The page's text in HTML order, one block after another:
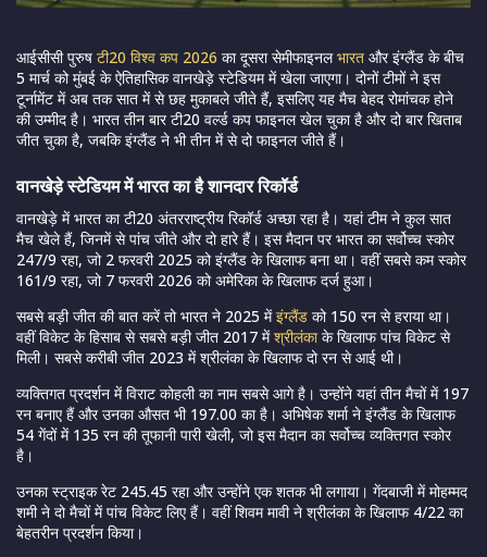
आईसीसी पुरुष टी20 विश्व कप 2026 का दूसरा सेमीफाइनलभारत और इंग्लैंड के बीच
5 मार्च को मुंबई के ऐतिहासिकवानखेड़े स्टेडियममें खेला जाएगा। दोनों टीमों ने इस
टूर्नामेंट में अब तक सात में से छह मुकाबले जीते हैं, इसलिए यह मैच बेहद रोमांचक होने
की उम्मीद है। भारत तीन बार टी20 वर्ल्ड कप फाइनल खेल चुका है और दो बार खिताब
जीत चुका है, जबकि इंग्लैंड ने भी तीन में से दो फाइनल जीते हैं।
वानखेड़े स्टेडियममें भारत का है शानदार रिकॉर्ड
वानखेड़े में भारत का टी20 अंतरराष्ट्रीय रिकॉर्ड अच्छा रहा है। यहां टीम ने कुल सात
मैच खेले हैं, जिनमें से पांच जीते और दो हारे हैं। इस मैदान पर भारत का सर्वोच्च स्कोर
247/9 रहा, जो 2 फरवरी 2025 को इंग्लैंड के खिलाफ बना था। वहीं सबसे कम स्कोर
161/9 रहा, जो 7 फरवरी 2026 को अमेरिका के खिलाफ दर्ज हुआ।
सबसे बड़ी जीत की बात करें तो भारत ने 2025 मेंइंग्लैंड को 150 रन से हराया था।
वहीं विकेट के हिसाब से सबसे बड़ी जीत 2017 मेंश्रीलंकाके खिलाफ पांच विकेट से
मिली। सबसे करीबी जीत 2023 में श्रीलंका के खिलाफ दो रन से आई थी।
व्यक्तिगत प्रदर्शन मेंविराट कोहलीका नाम सबसे आगे है। उन्होंने यहां तीन मैचों में 197
रन बनाए हैं और उनका औसत भी 197.00 का है। अभिषेक शर्मा ने इंग्लैंड के खिलाफ
54 गेंदों में 135 रन की तूफानी पारी खेली, जो इस मैदान का सर्वोच्च व्यक्तिगत स्कोर
है।
उनका स्ट्राइक रेट 245.45 रहा और उन्होंने एक शतक भी लगाया। गेंदबाजी में मोहम्मद
शमी ने दो मैचों में पांच विकेट लिए हैं। वहींशिवम मावीने श्रीलंका के खिलाफ 4/22 का
बेहतरीन प्रदर्शन किया।